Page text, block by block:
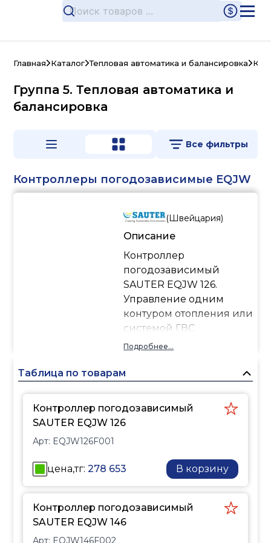
Главная Каталог Тепловая автоматика и балансировка
Группа 5. Тепловая автоматика и
балансировка
Все фильтры
Контроллеры погодозависимые EQJW
(Швейцария)
Описание
Контроллер
погодозависимый
SAUTER EQJW 126.
Управление одним
контуром отопления или
системой ГВС.
PI-контроль температуры
кривой нагрева или 4-
характеристике.
Удобен в использовании
в сочетании с
технологией управления
(«повернуть и нажать») и
большим ЖК-экраном.
Удобные еженедельные
и ежегодные программы
Подробнее...
Таблица по товарам
Контроллер погодозависимый
SAUTER EQJW 126
Арт: EQJW126F001
цена,тг:278 653 В корзину
Контроллер погодозависимый
SAUTER EQJW 146
Арт: EQJW146F002